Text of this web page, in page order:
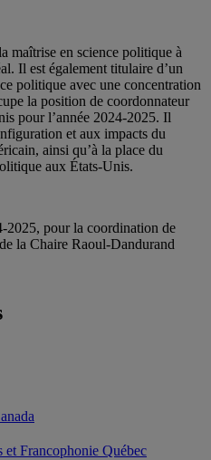
maîtrise en science politique à
Il est également titulaire d’un
politique avec une concentration
la position de coordonnateur
pour l’année 2024-2025. Il
et aux impacts du
ainsi qu’à la place du
aux États-Unis.
2025, pour la coordination de
la Chaire Raoul-Dandurand